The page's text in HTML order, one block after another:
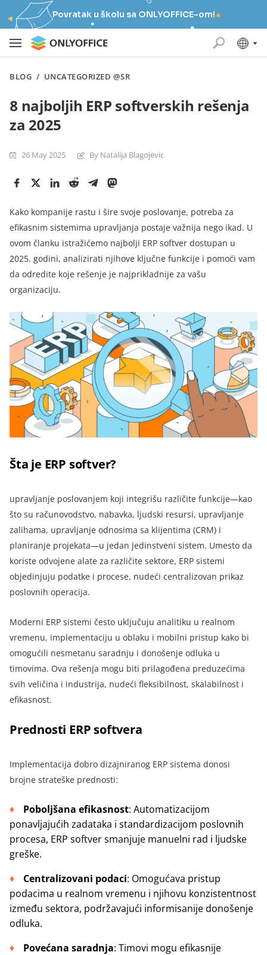
Povratak u školu sa ONLYOFFICE-om!
BLOG / UNCATEGORIZED @SR
8 najboljih ERP softverskih rešenja
za 2025
26 May 2025 By Natalija Blagojevic
Kako kompanije rastu i šire svoje poslovanje, potreba za
efikasnim sistemima upravljanja postaje važnija nego ikad. U
ovom članku istražićemo najbolji ERP softver dostupan u
2025. godini, analizirati njihove ključne funkcije i pomoći vam
da odredite koje rešenje je najprikladnije za vašu
organizaciju.
Šta je ERP softver?
upravljanje poslovanjem koji integrišu različite funkcije—kao
što su računovodstvo, nabavka, ljudski resursi, upravljanje
zalihama, upravljanje odnosima sa klijentima (CRM) i
planiranje projekata—u jedan jedinstveni sistem. Umesto da
koriste odvojene alate za različite sektore, ERP sistemi
objedinjuju podatke i procese, nudeći centralizovan prikaz
poslovnih operacija.
Moderni ERP sistemi često uključuju analitiku u realnom
vremenu, implementaciju u oblaku i mobilni pristup kako bi
omogućili nesmetanu saradnju i donošenje odluka u
timovima. Ova rešenja mogu biti prilagođena preduzećima
svih veličina i industrija, nudeći fleksibilnost, skalabilnost i
efikasnost.
Prednosti ERP softvera
Implementacija dobro dizajniranog ERP sistema donosi
brojne strateške prednosti:
Poboljšana efikasnost: Automatizacijom
ponavljajućih zadataka i standardizacijom poslovnih
procesa, ERP softver smanjuje manuelni rad i ljudske
greške.
Centralizovani podaci: Omogućava pristup
podacima u realnom vremenu i njihovu konzistentnost
između sektora, podržavajući informisanije donošenje
odluka.
Povećana saradnja: Timovi mogu efikasnije